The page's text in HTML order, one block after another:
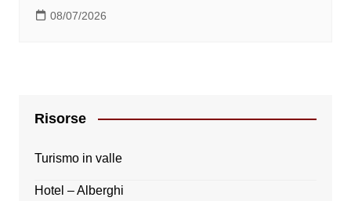
08/07/2026
Risorse
Turismo in valle
Hotel – Alberghi